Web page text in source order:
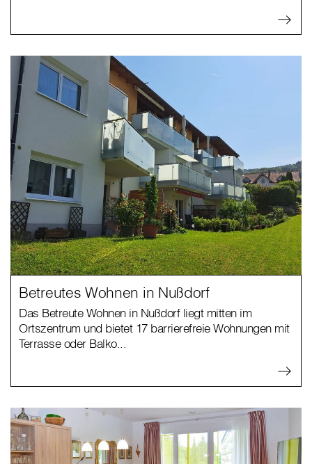
Betreutes Wohnen in Nußdorf
Das Betreute Wohnen in Nußdorf liegt mitten im
Ortszentrum und bietet 17 barrierefreie Wohnungen mit
Terrasse oder Balko...